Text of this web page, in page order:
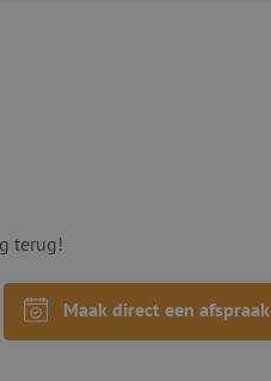
terug!
Maak direct een afspraak